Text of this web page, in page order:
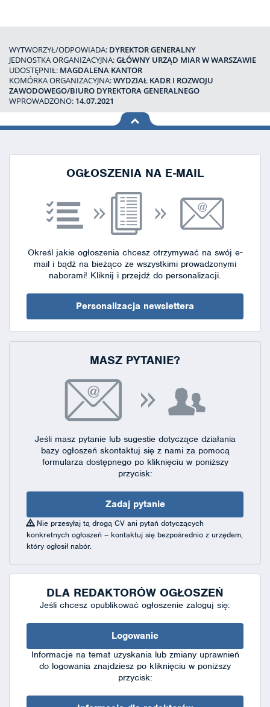
WYTWORZYŁ/ODPOWIADA: DYREKTOR GENERALNY
JEDNOSTKA ORGANIZACYJNA:GŁÓWNY URZĄD MIAR W WARSZAWIE
UDOSTĘPNIŁ: MAGDALENA KANTOR
KOMÓRKA ORGANIZACYJNA:WYDZIAŁ KADR I ROZWOJU
ZAWODOWEGO/BIURO DYREKTORA GENERALNEGO
WPROWADZONO: 14.07.2021
na górę
OGŁOSZENIA NA E-MAIL
Określ jakie ogłoszenia chcesz otrzymywać na swój e-
mail i bądź na bieżąco ze wszystkimi prowadzonymi
naborami! Kliknij i przejdź do personalizacji.
Personalizacja newslettera
MASZ PYTANIE?
Jeśli masz pytanie lub sugestie dotyczące działania
bazy ogłoszeń skontaktuj się z nami za pomocą
formularza dostępnegopo kliknięciu w poniższy
przycisk:
Zadaj pytanie
Nie przesyłaj tą drogą CV ani pytań dotyczących
konkretnych ogłoszeń – kontaktuj się bezpośrednio z urzędem,
który ogłosił nabór.
DLA REDAKTORÓW OGŁOSZEŃ
Jeśli chcesz opublikować ogłoszenie zaloguj się:
Logowanie
Informacje na temat uzyskania lub zmiany uprawnień
do logowania znajdziesz po kliknięciu w poniższy
przycisk: